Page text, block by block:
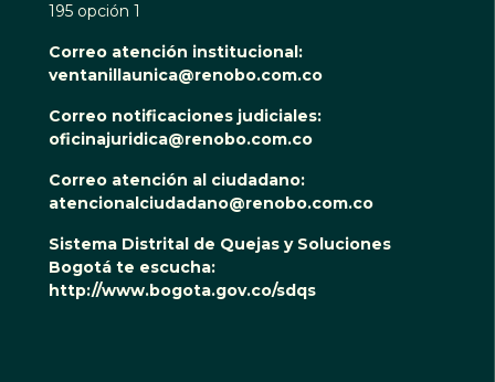
195 opción 1
Correo atención institucional:
ventanillaunica@renobo.com.co
Correo notificaciones judiciales:
oficinajuridica@renobo.com.co
Correo atención al ciudadano:
atencionalciudadano@renobo.com.co
Sistema Distrital de Quejas y Soluciones
Bogotá te escucha:
http://www.bogota.gov.co/sdqs